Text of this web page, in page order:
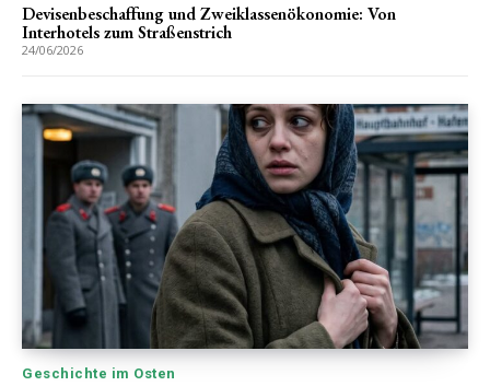
Devisenbeschaffung und Zweiklassenökonomie: Von
Interhotels zum Straßenstrich
24/06/2026
Geschichte im Osten